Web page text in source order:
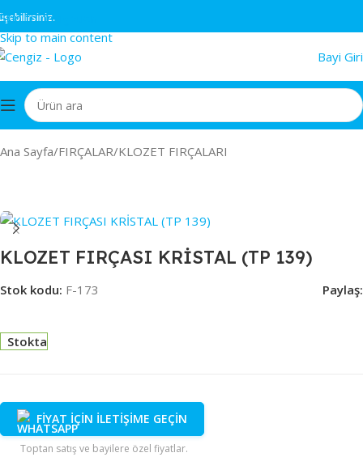
Skip to navigation
Skip to main content
Bayi
Ana Sayfa/FIRÇALAR/KLOZET FIRÇALARI
KLOZET FIRÇASI KRİSTAL (TP 139)
Stok kodu: F-173 Paylaş:
Stokta
FİYAT İÇİN İLETİŞİME GEÇİN
Toptan satış ve bayilere özel fiyatlar.